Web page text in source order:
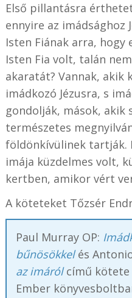
Első pillantásra
ennyire az imádsághoz
Isten Fiának arra, hogy
Isten Fia volt, talán
akaratát? Vannak, akik
imádkozó Jézusra, s
gondolják, mások, akik
természetes
földönkívülinek tartják.
imája küzdelmes volt,
kertben, amikor vért
A köteteket Tőzsér
Paul Murray OP:
bűnösökkelés
az imárólcímű kötete
Ember